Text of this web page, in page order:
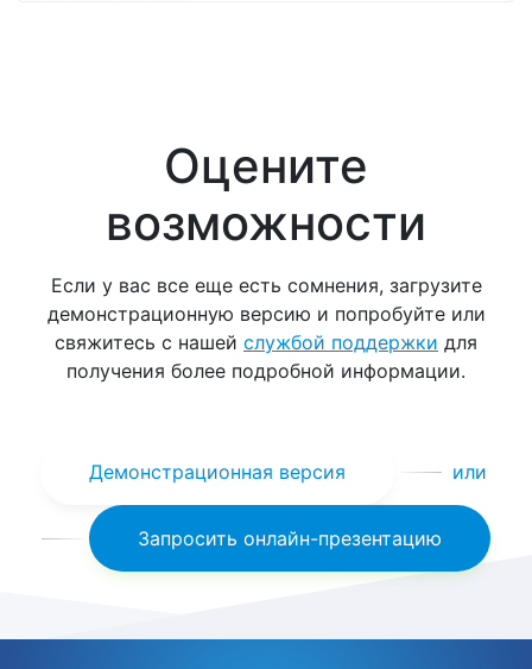
Оцените
возможности
Если у вас все еще есть сомнения, загрузите
демонстрационную версию и попробуйте или
свяжитесь с нашей службой поддержки для
получения более подробной информации.
Демонстрационная версия или
Запросить онлайн-презентацию